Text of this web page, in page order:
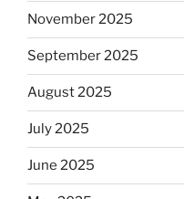
November 2025
September 2025
August 2025
July 2025
June 2025